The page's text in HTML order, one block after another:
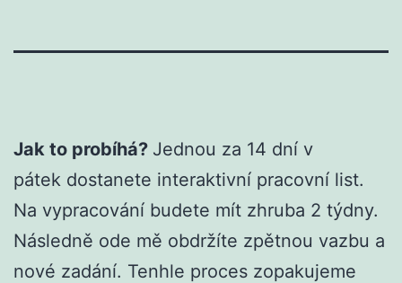
Jak to probíhá? Jednou za 14 dní v
pátek dostanete interaktivní pracovní list.
Na vypracování budete mít zhruba 2 týdny.
Následně ode mě obdržíte zpětnou vazbu a
nové zadání. Tenhle proces zopakujeme